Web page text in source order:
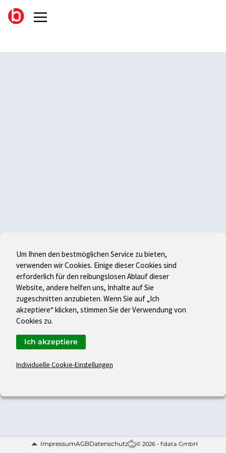
ImpressumAGBDatenschutz © 2026 - f:data GmbH
Um Ihnen den bestmöglichen Service zu bieten,
verwenden wir Cookies. Einige dieser Cookies sind
erforderlich für den reibungslosen Ablauf dieser
Website, andere helfen uns, Inhalte auf Sie
zugeschnitten anzubieten. Wenn Sie auf „Ich
akzeptiere“ klicken, stimmen Sie der Verwendung von
Cookies zu.
Individuelle Cookie-Einstellungen
Ich akzeptiere